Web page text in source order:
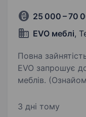
25 000 – 70
EVO меблі,
Повна
EVO запрошує
меблів. (Ознайомитесь з нами за цим
https://
3 дні тому